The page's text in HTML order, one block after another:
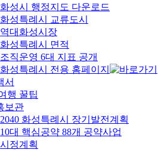
화성시 행정지도 다운로드
화성특례시 교류도시
역대화성시장
화성특례시 면적
조직운영 6대 지표 공개
화성특례시 전용 홈페이지
서
행 꿀팁
보관
2040 화성특례시 장기발전계획
10대 핵심공약 88개 공약사업
시정계획